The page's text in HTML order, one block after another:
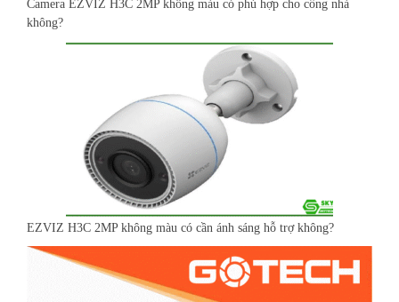
Camera EZVIZ H3C 2MP không màu có phù hợp cho cổng nhà
không?
EZVIZ H3C 2MP không màu có cần ánh sáng hỗ trợ không?